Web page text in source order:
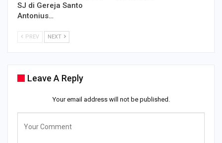
SJ di Gereja Santo
Antonius…
PREV NEXT
Leave A Reply
Your email address will not be published.